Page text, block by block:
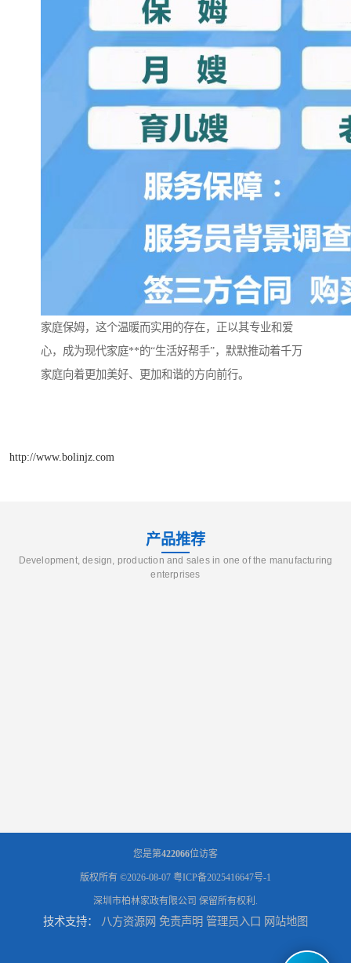
家庭保姆，这个温暖而实用的存在，正以其专业和爱
心，成为现代家庭**的“生活好帮手”，默默推动着千万
家庭向着更加美好、更加和谐的方向前行。
http://www.bolinjz.com
产品推荐
Development, design, production and sales in one of the manufacturing
enterprises
您是第422066位访客
版权所有 ©2026-08-07 粤ICP备2025416647号-1
深圳市柏林家政有限公司 保留所有权利.
技术支持： 八方资源网 免责声明 管理员入口 网站地图